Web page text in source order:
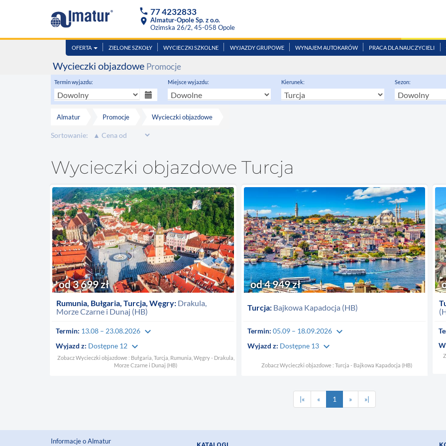
phone 77 4232833
location_on Almatur-Opole Sp. z o.o.
Ozimska 26/2, 45-058 Opole
OFERTA ZIELONE SZKOŁY WYCIECZKI SZKOLNE WYJAZDY GRUPOWE WYNAJEM AUTOKARÓW PRACA DLA NAUCZYCIELI
Wycieczki objazdowe Promocje
Termin wyjazdu: Miejsce wyjazdu: Kierunek: Sezon:
Almatur Promocje Wycieczki objazdowe
Sortowanie:
Wycieczki objazdowe Turcja
Rumunia, Bułgaria, Turcja, Węgry:Drakula,
Morze Czarne i Dunaj (HB)
od 3 699 zł
Termin: 13.08 – 23.08.2026 keyboard_arrow_down
Wyjazd z: Dostępne 12 keyboard_arrow_down
Zobacz Wycieczki objazdowe : Bułgaria, Turcja, Rumunia, Węgry - Drakula,
Morze Czarne i Dunaj (HB)
Turcja: Bajkowa Kapadocja (HB)
od 4 949 zł
Termin: 05.09 – 18.09.2026 keyboard_arrow_down
Wyjazd z: Dostępne 13 keyboard_arrow_down
Zobacz Wycieczki objazdowe : Turcja - Bajkowa Kapadocja (HB)
|« « 1 » »|
Informacje o Almatur